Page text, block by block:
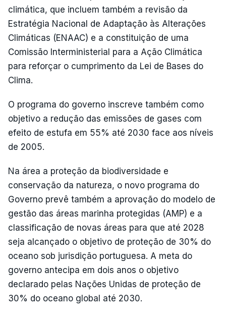
climática, que incluem também a revisão da
Estratégia Nacional de Adaptação às Alterações
Climáticas (ENAAC) e a constituição de uma
Comissão Interministerial para a Ação Climática
para reforçar o cumprimento da Lei de Bases do
Clima.
O programa do governo inscreve também como
objetivo a redução das emissões de gases com
efeito de estufa em 55% até 2030 face aos níveis
de 2005.
Na área a proteção da biodiversidade e
conservação da natureza, o novo programa do
Governo prevê também a aprovação do modelo de
gestão das áreas marinha protegidas (AMP) e a
classificação de novas áreas para que até 2028
seja alcançado o objetivo de proteção de 30% do
oceano sob jurisdição portuguesa. A meta do
governo antecipa em dois anos o objetivo
declarado pelas Nações Unidas de proteção de
30% do oceano global até 2030.